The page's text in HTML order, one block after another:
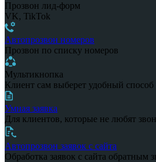
Прозвон лид-форм
VK, TikTok
Автопрозвон номеров
Прозвон по списку номеров
Мультикнопка
Клиент сам выберет удобный способ
Умная заявка
Для клиентов, которые не любят
Автопрозвон заявок с сайта
Обработка заявок с сайта обратным